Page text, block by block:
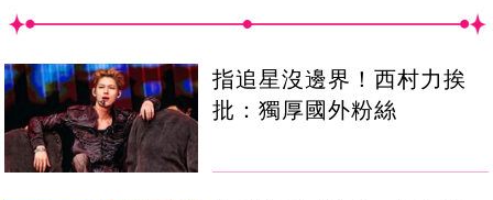
指追星沒邊界！西村力挨
批：獨厚國外粉絲